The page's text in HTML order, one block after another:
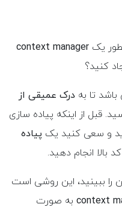
یک context manager
کنید؟
تا به درک عمیقی از
قبل از اینکه پیاده سازی
و سعی کنید یک پیاده
بالا انجام دهید.
را ببینید، این روشی است
context به صورت